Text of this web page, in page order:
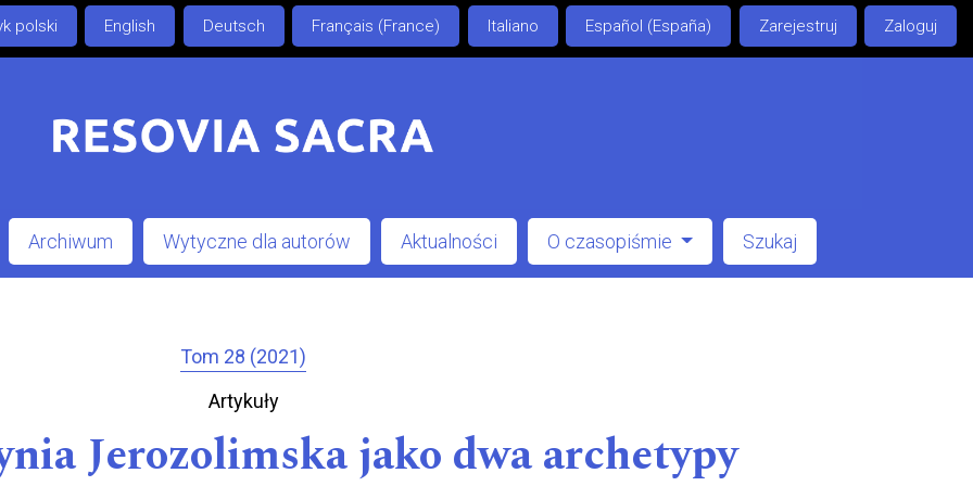
polski English Deutsch Français (France) Italiano Español (España) Zarejestruj Zaloguj
Archiwum Wytyczne dla autorów Aktualności O czasopiśmie Szukaj
Tom 28 (2021)
Artykuły
Jerozolimska jako dwa archetypy